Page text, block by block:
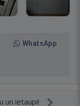
WhatsApp
un ietaupi!